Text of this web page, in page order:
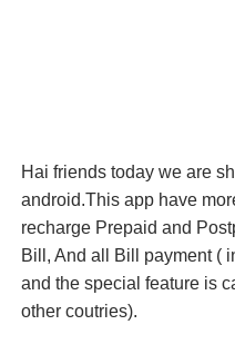
Hai friends today we are
android.This app have
recharge Prepaid and
Bill, And all Bill payment (
and the special feature is
other coutries).